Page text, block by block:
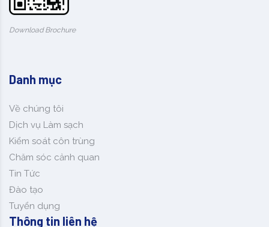
Download Brochure
Danh mục
Về chúng tôi
Dịch vụ Làm sạch
Kiểm soát côn trùng
Chăm sóc cảnh quan
Tin Tức
Đào tạo
Tuyển dụng
Thông tin liên hệ